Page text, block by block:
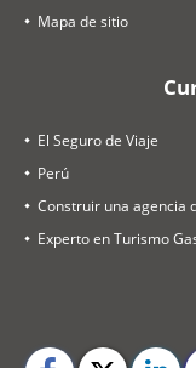
Mapa de sitio
El Seguro de Viaje
Perú